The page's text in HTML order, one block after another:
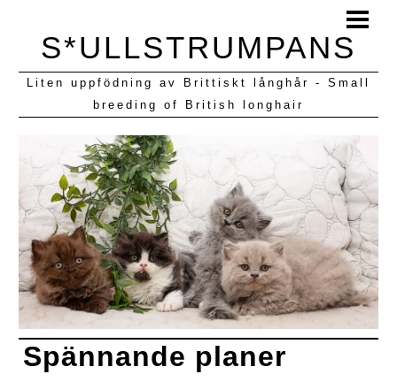
BLOGG
KULLAR VI HAFT
S*ULLSTRUMPANS
Liten uppfödning av Brittiskt långhår - Small
breeding of British longhair
Spännande planer